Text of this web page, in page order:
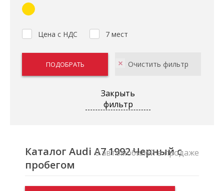
Цена с НДС 7 мест
Закрыть
фильтр
Каталог Audi A7 1992 Черный с
пробегом
0 автомобилей в продаже